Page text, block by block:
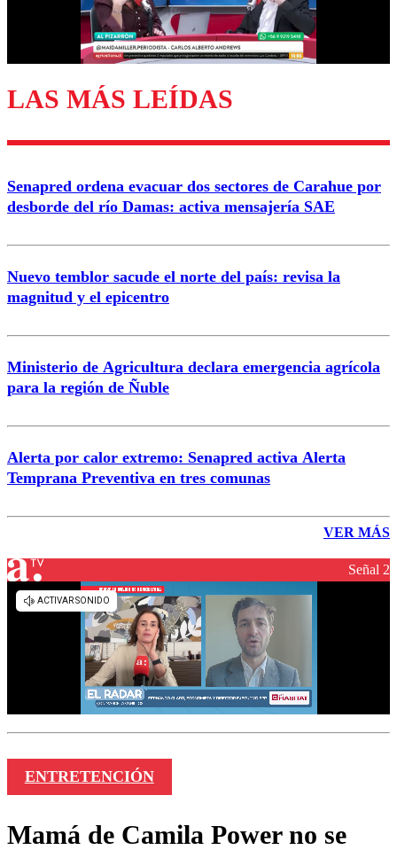
Enviar comentario
LAS MÁS LEÍDAS
Senapred ordena evacuar dos sectores de Carahue por
desborde del río Damas: activa mensajería SAE
Nuevo temblor sacude el norte del país: revisa la
magnitud y el epicentro
Ministerio de Agricultura declara emergencia agrícola
para la región de Ñuble
Alerta por calor extremo: Senapred activa Alerta
Temprana Preventiva en tres comunas
VER MÁS
Señal 2
ENTRETENCIÓN
Mamá de Camila Power no se